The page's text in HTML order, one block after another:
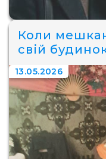
Коли
свій
13.05.2026